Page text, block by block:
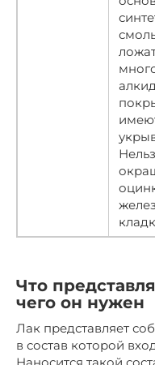
Что
чего он нужен
Лак представляет
в состав которой